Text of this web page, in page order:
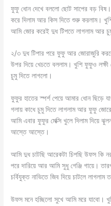
ফুফু ধোন দেখে বললো ছোট সাপের বড়
করে দিলাম আর কিস দিতে শুরু করলাম।
আমি জোর করেই দুধ টিপতে লাগলাম আর চুমু
২/৩ দুধ টিপার পরে ফুফু আর জোরাজুরি
উপর দিয়ে খেচতে বললাম। খুশি ফুফুও
চুমু দিতে লাগলো।
ফুফুর হাতের স্পর্শ পেয়ে আমার ধোন ছিড়ে
গলায় কাধে চুমু দিতে লাগলাম আর ফুফু
আমি এবার ফুফুর মেক্সি খুলে দিলাম দিয়ে
আস্তে আস্তে।
আমি দুধ চাটছি আরেকটা চিপছি উফস কি
পরে দারিয়ে আর আমি সুধু গেঞ্জি গায়ে।
চর্বিযুক্ত নাভিতে জিব দিয়ে চাটলে
উফস মনে হচ্ছিলো সুখে আমি মরে যাবো।